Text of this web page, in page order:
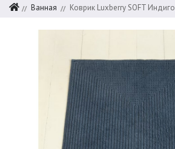
Ванная Коврик Luxberry SOFT Индиго